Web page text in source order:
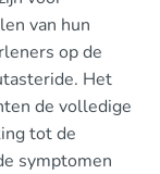
van hun
op de
Het
de volledige
tot de
symptomen